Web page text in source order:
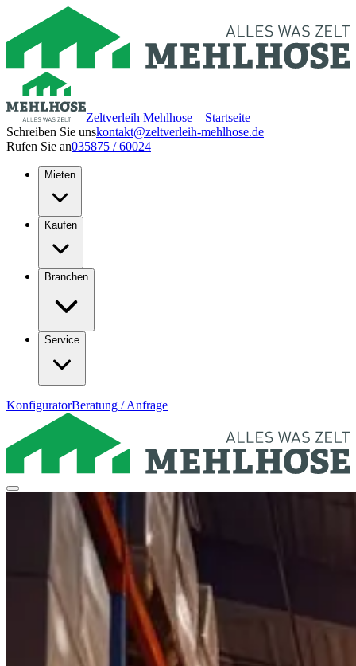
Zeltverleih Mehlhose – Startseite
Schreiben Sie unskontakt@zeltverleih-mehlhose.de
Rufen Sie an035875 / 60024
Mieten
Kaufen
Branchen
Service
KonfiguratorBeratung / Anfrage